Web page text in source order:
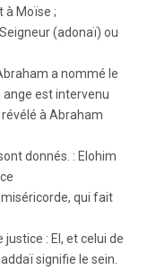
à Moïse ;
(adonaï) ou
a nommé le
ange est intervenu
à Abraham
donnés. : Elohim
miséricorde, qui fait
: El, et celui de
signifie le sein.